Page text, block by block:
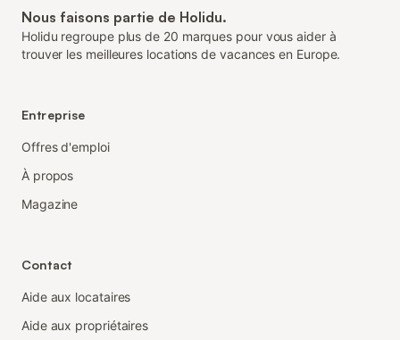
Nous faisons partie de Holidu.
Holidu regroupe plus de 20 marques pour vous aider à
trouver les meilleures locations de vacances en Europe.
Entreprise
Offres d'emploi
À propos
Magazine
Contact
Aide aux locataires
Aide aux propriétaires